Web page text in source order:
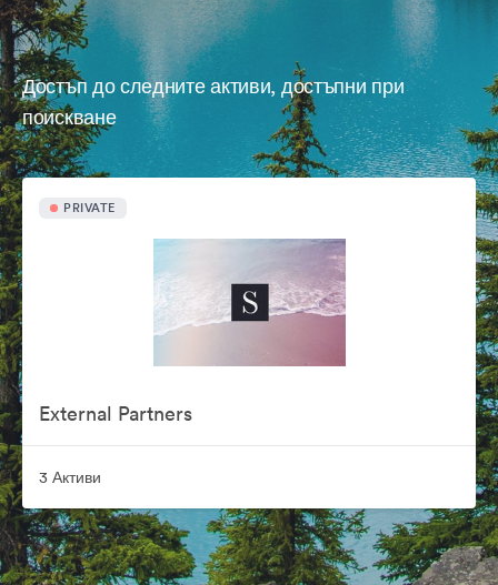
Достъп до следните активи, достъпни при
поискване
PRIVATE
External Partners
3 Активи